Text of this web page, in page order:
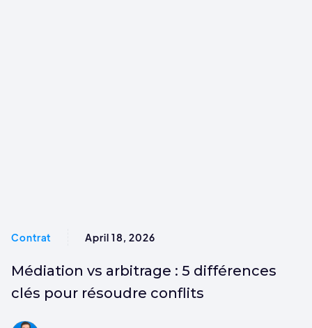
Contrat April 18, 2026
Médiation vs arbitrage : 5 différences
clés pour résoudre conflits